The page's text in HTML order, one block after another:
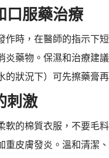
口服藥治療
作時，在醫師的指示下
炎藥物。保濕和治療建
的狀況下）可先擦藥膏
刺激
軟的棉質衣服，不要毛
重皮膚發炎。 溫和清潔